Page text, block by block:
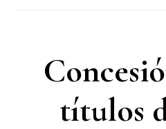
títulos